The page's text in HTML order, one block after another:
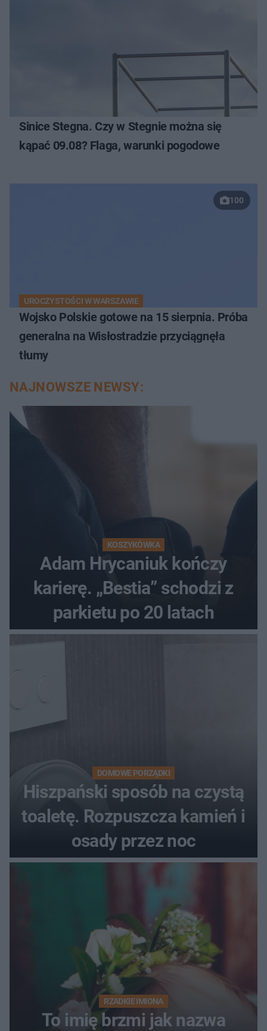
Sinice Stegna. Czy w Stegnie można się
kąpać 09.08? Flaga, warunki pogodowe
100
UROCZYSTOŚCI W WARSZAWIE
Wojsko Polskie gotowe na 15 sierpnia. Próba
generalna na Wisłostradzie przyciągnęła
tłumy
NAJNOWSZE NEWSY:
KOSZYKÓWKA
Adam Hrycaniuk kończy
karierę. „Bestia” schodzi z
parkietu po 20 latach
DOMOWE PORZĄDKI
Hiszpański sposób na czystą
toaletę. Rozpuszcza kamień i
osady przez noc
RZADKIE IMIONA
To imię brzmi jak nazwa